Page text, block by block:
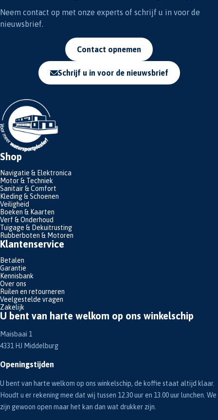
Neem contact op met onze experts of schrijf u in voor de
nieuwsbrief.
Contact opnemen
Schrijf u in voor de nieuwsbrief
Shop
Navigatie & Elektronica
Motor & Techniek
Sanitair & Comfort
Kleding & Schoenen
Veiligheid
Boeken & Kaarten
Verf & Onderhoud
Tuigage & Dekuitrusting
Rubberboten & Motoren
Klantenservice
Betalen
Garantie
Kennisbank
Over ons
Ruilen en retourneren
Veelgestelde vragen
Zakelijk
U bent van harte welkom op ons winkelschip
Maisbaai 1
4331 HJ Middelburg
Openingstijden
U bent van harte welkom op ons winkelschip, de koffie staat altijd klaar.
Houdt u er rekening mee dat wij tussen 12.30 uur en 13.00 uur lunchen. We
zijn gewoon open maar het kan dan wat drukker zijn.